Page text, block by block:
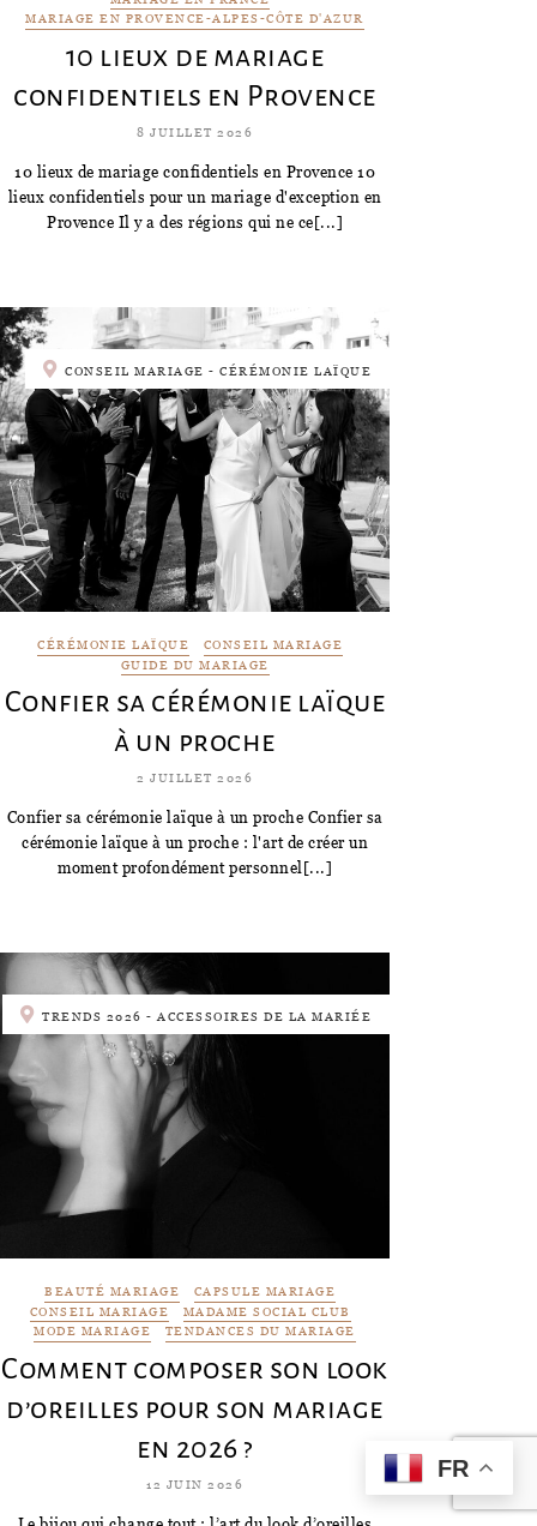
MARIAGE EN PROVENCE-ALPES-CÔTE D'AZUR
10 lieux de mariage
confidentiels en Provence
8 JUILLET 2026
10 lieux de mariage confidentiels en Provence 10
lieux confidentiels pour un mariage d'exception en
Provence Il y a des régions qui ne ce[...]
CONSEIL MARIAGE - CÉRÉMONIE LAÏQUE
CÉRÉMONIE LAÏQUE
CONSEIL MARIAGE
GUIDE DU MARIAGE
Confier sa cérémonie laïque
à un proche
2 JUILLET 2026
Confier sa cérémonie laïque à un proche Confier sa
cérémonie laïque à un proche : l'art de créer un
moment profondément personnel[...]
TRENDS 2026 - ACCESSOIRES DE LA MARIÉE
BEAUTÉ MARIAGE
CAPSULE MARIAGE
CONSEIL MARIAGE
MADAME SOCIAL CLUB
MODE MARIAGE
TENDANCES DU MARIAGE
Comment composer son look
d’oreilles pour son mariage
en 2026 ?
12 JUIN 2026
FR